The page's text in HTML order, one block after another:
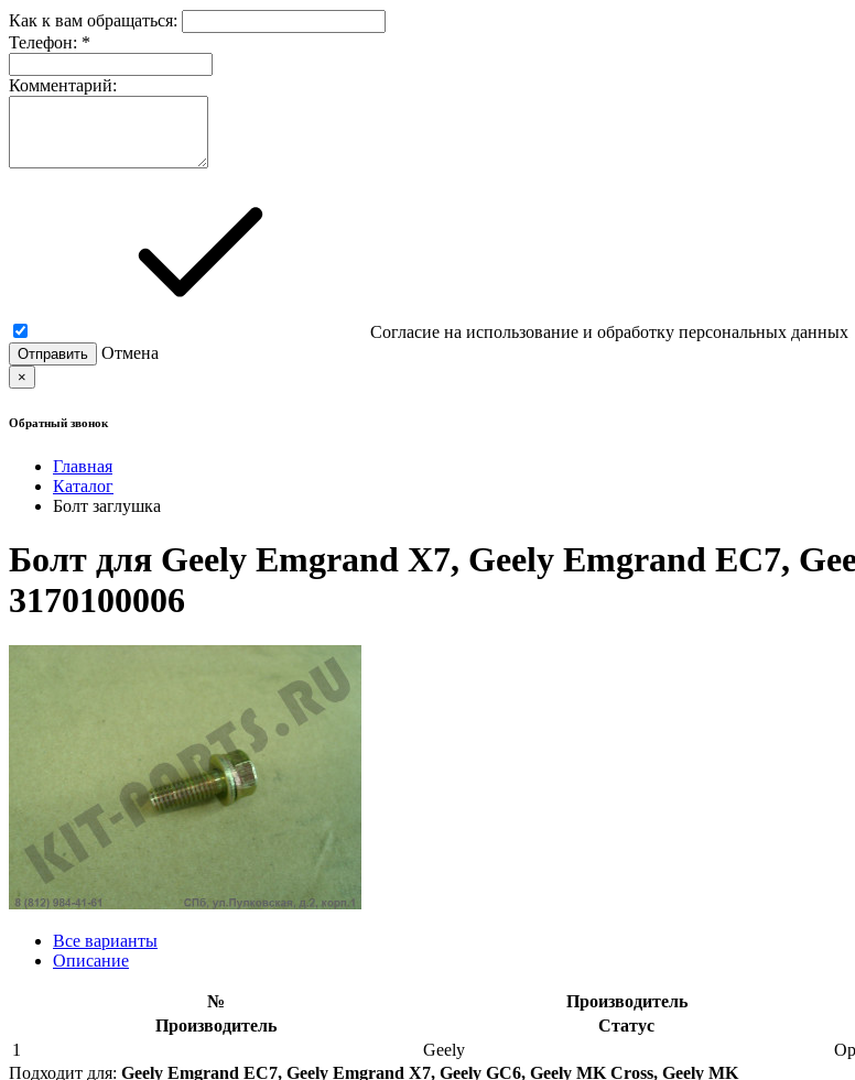
Как к вам обращаться:
Телефон: *
Комментарий:
Согласие на использование и обработку персональных данных
Отмена
×
Обратный звонок
Главная
Каталог
Болт заглушка
Болт для Geely Emgrand X7, Geely Emgrand EC7,
3170100006
Все варианты
Описание
№ Производитель
Производитель
Статус
1
Geely
Подходит для: Geely Emgrand EC7, Geely Emgrand X7, Geely GC6, Geely MK Cross, Geely MK